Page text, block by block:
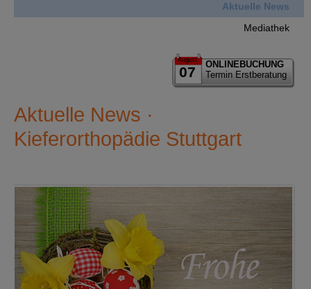
Aktuelle News
Mediathek
August
07
ONLINEBUCHUNG
Termin Erstberatung
Aktuelle News ·
Kieferorthopädie Stuttgart